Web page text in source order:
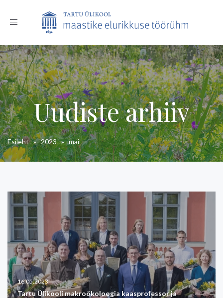
Toggle
Uudiste arhiiv
Esileht»2023»mai
16.05.2023
Tartu Ülikooli makroökoloogia kaasprofessor ja